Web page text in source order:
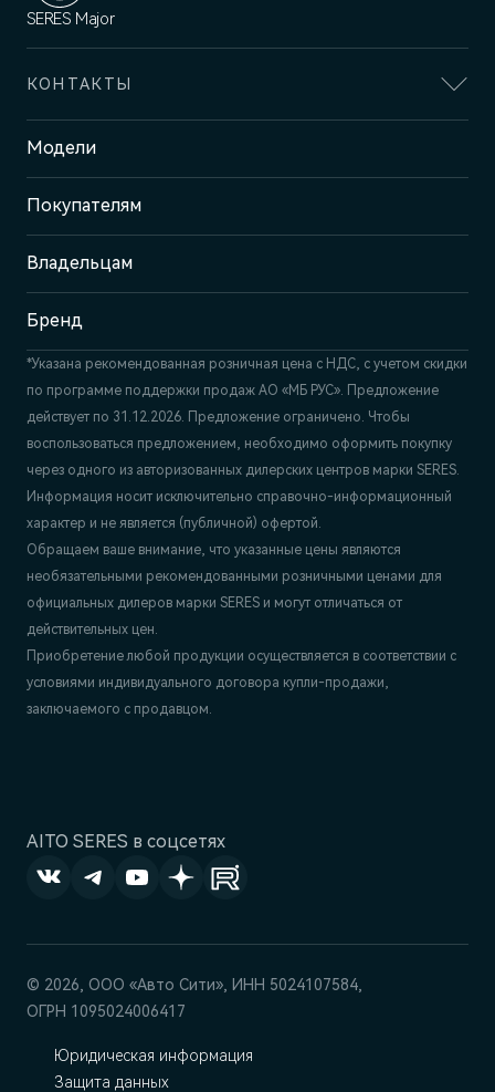
AITO SERES в соцсетях
SERES Major
КОНТАКТЫ
Адрес
Москва, ул. Маршала Прошлякова,
д. 13
Отдел продаж и сервиса
+7 (495) 445-61-10
Модели
Покупателям
Владельцам
Бренд
*Указана рекомендованная розничная цена c НДС, с учетом скидки
по программе поддержки продаж АО «МБ РУС». Предложение
действует по 31.12.2026. Предложение ограничено. Чтобы
воспользоваться предложением, необходимо оформить покупку
через одного из авторизованных дилерских центров марки SERES.
Информация носит исключительно справочно-информационный
характер и не является (публичной) офертой.
Обращаем ваше внимание, что указанные цены являются
необязательными рекомендованными розничными ценами для
официальных дилеров марки SERES и могут отличаться от
действительных цен.
Приобретение любой продукции осуществляется в соответствии с
условиями индивидуального договора купли-продажи,
заключаемого с продавцом.
© 2026, ООО «‎Авто Сити», ИНН 5024107584,
ОГРН 1095024006417
Юридическая информация
Защита данных